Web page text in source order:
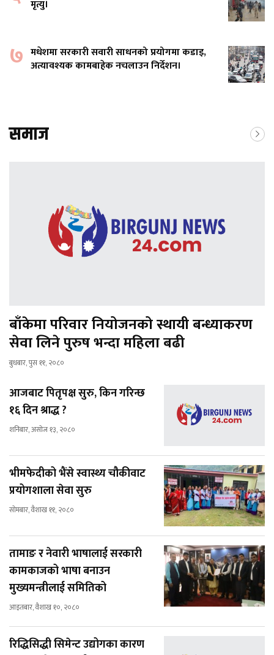
मृत्यु।
७ मधेशमा सरकारी सवारी साधनको प्रयोगमा कडाइ,
अत्यावश्यक कामबाहेक नचलाउन निर्देशन।
समाज
बाँकेमा परिवार नियोजनको स्थायी बन्ध्याकरण
सेवा लिने पुरुष भन्दा महिला बढी
बुधबार, पुस ११, २०८०
आजबाट पितृपक्ष सुरु, किन गरिन्छ
१६ दिन श्राद्ध ?
शनिबार, असोज १३, २०८०
भीमफेदीको भैंसे स्वास्थ्य चौकीवाट
प्रयोगशाला सेवा सुरु
सोमबार, वैशाख ११, २०८०
तामाङ र नेवारी भाषालाई सरकारी
कामकाजको भाषा बनाउन
मुख्यमन्त्रीलाई समितिको
आइतबार, वैशाख १०, २०८०
रिद्धिसिद्धी सिमेन्ट उद्योगका कारण